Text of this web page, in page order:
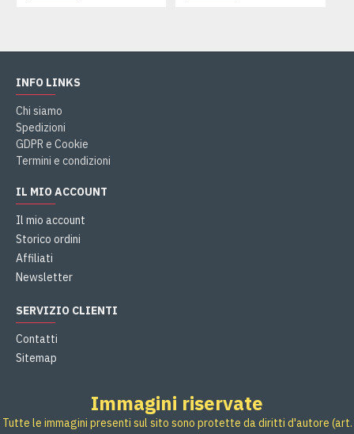
INFO LINKS
Chi siamo
Spedizioni
GDPR e Cookie
Termini e condizioni
IL MIO ACCOUNT
Il mio account
Storico ordini
Affiliati
Newsletter
SERVIZIO CLIENTI
Contatti
Sitemap
Immagini riservate
Tutte le immagini presenti sul sito sono protette da diritti d'autore (art.